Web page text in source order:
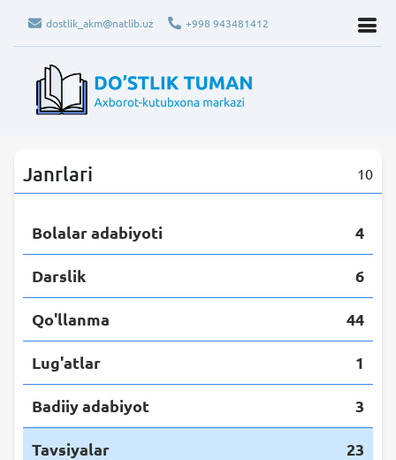
dostlik_akm@natlib.uz +998 943481412
Janrlari 10
Bolalar adabiyoti 4
Darslik 6
Qo'llanma 44
Lug'atlar 1
Badiiy adabiyot 3
Tavsiyalar 23